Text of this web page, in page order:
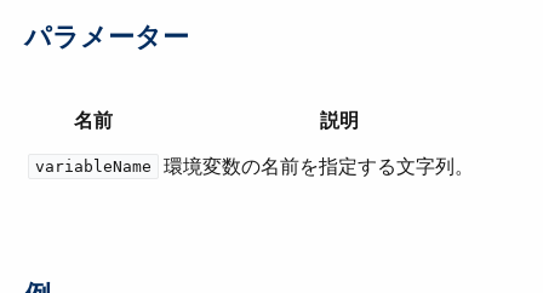
パラメーター
名前 説明
variableName 環境変数の名前を指定する文字列。